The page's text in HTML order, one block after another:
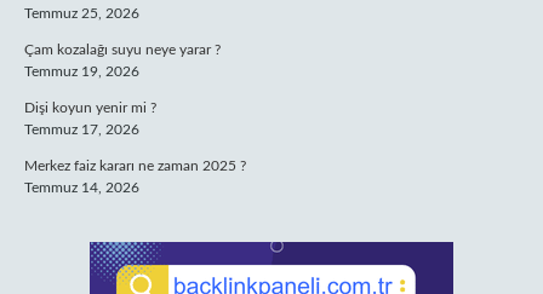
Temmuz 25, 2026
Çam kozalağı suyu neye yarar ?
Temmuz 19, 2026
Dişi koyun yenir mi ?
Temmuz 17, 2026
Merkez faiz kararı ne zaman 2025 ?
Temmuz 14, 2026